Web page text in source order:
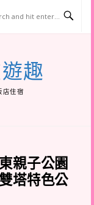
趣
店住宿
親子公園
塔特色公